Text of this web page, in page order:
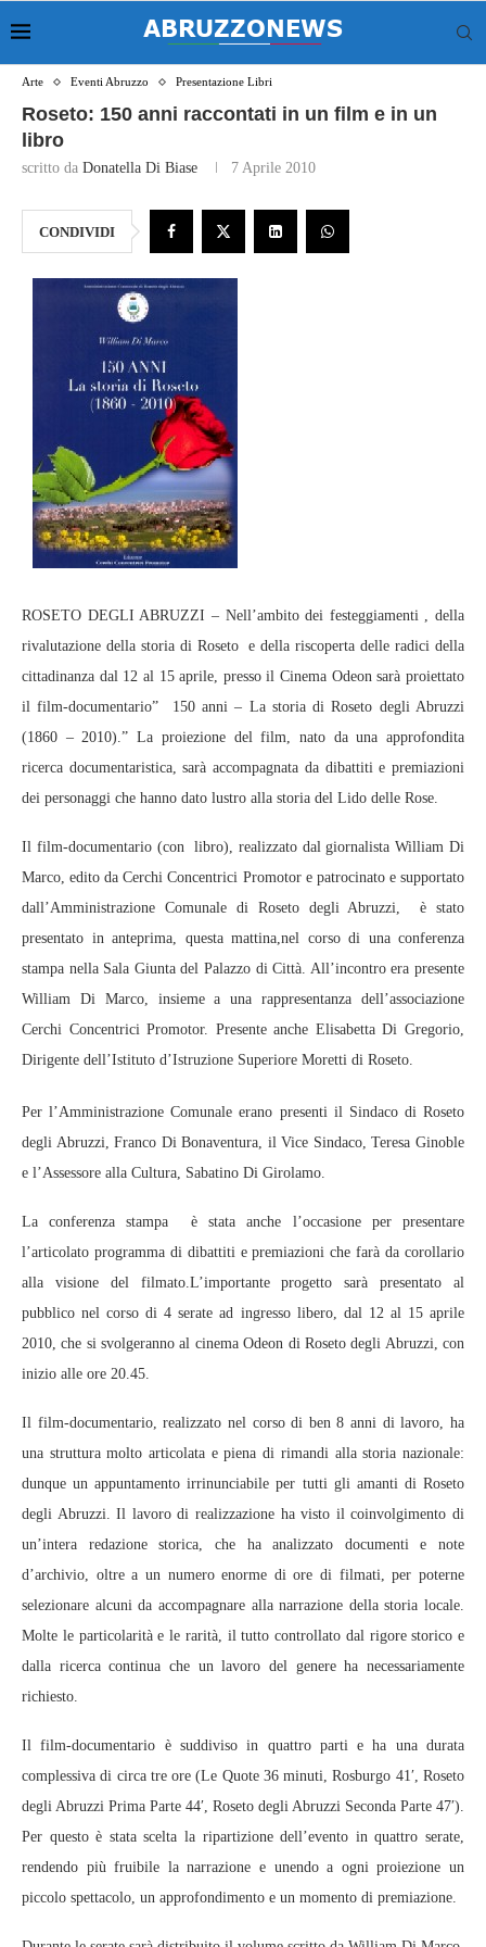
Arte Eventi Abruzzo Presentazione Libri
Roseto: 150 anni raccontati in un film e in un
libro
scritto da Donatella Di Biase 7 Aprile 2010
CONDIVIDI
ROSETO DEGLI ABRUZZI – Nell’ambito dei festeggiamenti , della
rivalutazione della storia di Roseto e della riscoperta delle radici della
cittadinanza dal 12 al 15 aprile, presso il Cinema Odeon sarà proiettato
il film-documentario” 150 anni – La storia di Roseto degli Abruzzi
(1860 – 2010).” La proiezione del film, nato da una approfondita
ricerca documentaristica, sarà accompagnata da dibattiti e premiazioni
dei personaggi che hanno dato lustro alla storia del Lido delle Rose.
Il film-documentario (con libro), realizzato dal giornalista William Di
Marco, edito da Cerchi Concentrici Promotor e patrocinato e supportato
dall’Amministrazione Comunale di Roseto degli Abruzzi, è stato
presentato in anteprima, questa mattina,nel corso di una conferenza
stampa nella Sala Giunta del Palazzo di Città. All’incontro era presente
William Di Marco, insieme a una rappresentanza dell’associazione
Cerchi Concentrici Promotor. Presente anche Elisabetta Di Gregorio,
Dirigente dell’Istituto d’Istruzione Superiore Moretti di Roseto.
Per l’Amministrazione Comunale erano presenti il Sindaco di Roseto
degli Abruzzi, Franco Di Bonaventura, il Vice Sindaco, Teresa Ginoble
e l’Assessore alla Cultura, Sabatino Di Girolamo.
La conferenza stampa è stata anche l’occasione per presentare
l’articolato programma di dibattiti e premiazioni che farà da corollario
alla visione del filmato.L’importante progetto sarà presentato al
pubblico nel corso di 4 serate ad ingresso libero, dal 12 al 15 aprile
2010, che si svolgeranno al cinema Odeon di Roseto degli Abruzzi, con
inizio alle ore 20.45.
Il film-documentario, realizzato nel corso di ben 8 anni di lavoro, ha
una struttura molto articolata e piena di rimandi alla storia nazionale:
dunque un appuntamento irrinunciabile per tutti gli amanti di Roseto
degli Abruzzi. Il lavoro di realizzazione ha visto il coinvolgimento di
un’intera redazione storica, che ha analizzato documenti e note
d’archivio, oltre a un numero enorme di ore di filmati, per poterne
selezionare alcuni da accompagnare alla narrazione della storia locale.
Molte le particolarità e le rarità, il tutto controllato dal rigore storico e
dalla ricerca continua che un lavoro del genere ha necessariamente
richiesto.
Il film-documentario è suddiviso in quattro parti e ha una durata
complessiva di circa tre ore (Le Quote 36 minuti, Rosburgo 41′, Roseto
degli Abruzzi Prima Parte 44′, Roseto degli Abruzzi Seconda Parte 47′).
Per questo è stata scelta la ripartizione dell’evento in quattro serate,
rendendo più fruibile la narrazione e unendo a ogni proiezione un
piccolo spettacolo, un approfondimento e un momento di premiazione.